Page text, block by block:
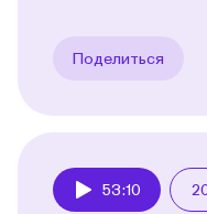
Поделиться
53:10